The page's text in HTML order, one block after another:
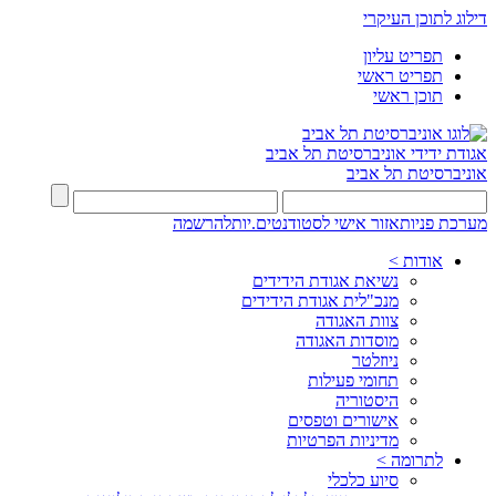
דילוג לתוכן העיקרי
תפריט עליון
תפריט ראשי
תוכן ראשי
אגודת ידידי אוניברסיטת תל אביב
אוניברסיטת תל אביב
מערכת פניותאזור אישי לסטודנטים.יותלהרשמה
אודות >
נשיאת אגודת הידידים
מנכ"לית אגודת הידידים
צוות האגודה
מוסדות האגודה
ניוזלטר
תחומי פעילות
היסטוריה
אישורים וטפסים
מדיניות הפרטיות
לתרומה >
סיוע כלכלי